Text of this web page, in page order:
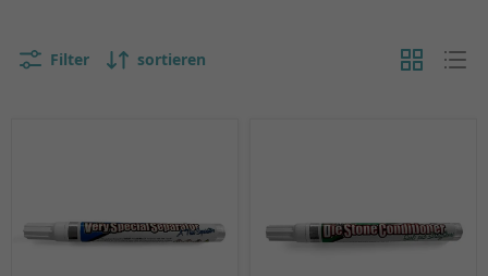
Filter sortieren